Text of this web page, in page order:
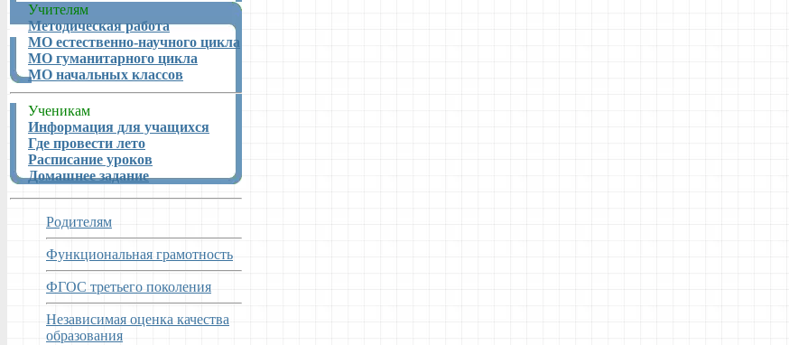
Учителям
Методическая работа
МО естественно-научного цикла
МО гуманитарного цикла
МО начальных классов
Ученикам
Информация для учащихся
Где провести лето
Расписание уроков
Домашнее задание
Родителям
Функциональная грамотность
ФГОС третьего поколения
Независимая оценка качества
образования